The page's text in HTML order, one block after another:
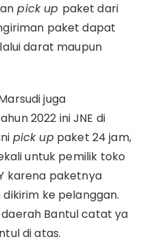
pick up paket dari
paket dapat
darat maupun
juga
2022 ini JNE di
pick uppaket 24 jam,
untuk pemilik toko
karena paketnya
ke pelanggan.
Bantul catat ya
di atas.